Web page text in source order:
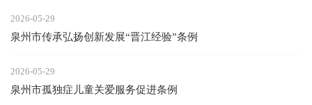
2026-05-29
泉州市传承弘扬创新发展“晋江经验”条例
2026-05-29
泉州市孤独症儿童关爱服务促进条例